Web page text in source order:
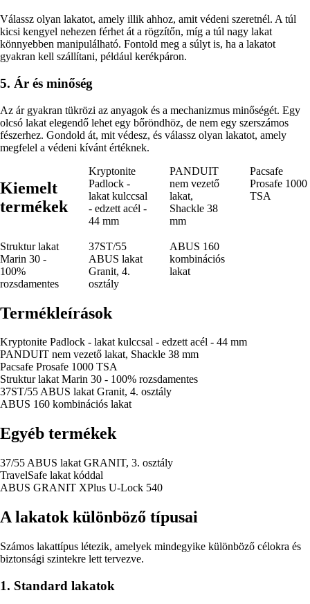
Válassz olyan lakatot, amely illik ahhoz, amit védeni szeretnél. A túl
kicsi kengyel nehezen férhet át a rögzítőn, míg a túl nagy lakat
könnyebben manipulálható. Fontold meg a súlyt is, ha a lakatot
gyakran kell szállítani, például kerékpáron.
5. Ár és minőség
Az ár gyakran tükrözi az anyagok és a mechanizmus minőségét. Egy
olcsó lakat elegendő lehet egy bőröndhöz, de nem egy szerszámos
fészerhez. Gondold át, mit védesz, és válassz olyan lakatot, amely
megfelel a védeni kívánt értéknek.
Kiemelt
termékek
Kryptonite
Padlock -
lakat kulccsal
- edzett acél -
44 mm
PANDUIT
nem vezető
lakat,
Shackle 38
mm
Pacsafe
Prosafe 1000
TSA
Struktur lakat
Marin 30 -
100%
rozsdamentes
37ST/55
ABUS lakat
Granit, 4.
osztály
ABUS 160
kombinációs
lakat
Termékleírások
Kryptonite Padlock - lakat kulccsal - edzett acél - 44 mm
PANDUIT nem vezető lakat, Shackle 38 mm
Pacsafe Prosafe 1000 TSA
Struktur lakat Marin 30 - 100% rozsdamentes
37ST/55 ABUS lakat Granit, 4. osztály
ABUS 160 kombinációs lakat
Egyéb termékek
37/55 ABUS lakat GRANIT, 3. osztály
TravelSafe lakat kóddal
ABUS GRANIT XPlus U-Lock 540
A lakatok különböző típusai
Számos lakattípus létezik, amelyek mindegyike különböző célokra és
biztonsági szintekre lett tervezve.
1. Standard lakatok